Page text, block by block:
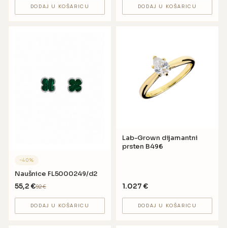
DODAJ U KOŠARICU DODAJ U KOŠARICU
−40%
Naušnice FL5000249/d2
55,2 €92€
DODAJ U KOŠARICU
Lab-Grown dijamantni
prsten B496
1.027 €
DODAJ U KOŠARICU